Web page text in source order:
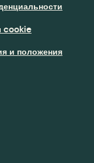
cookie
и положения